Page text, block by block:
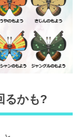
るかも?